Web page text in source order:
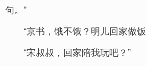
句。”
“京书，饿不饿？明儿回家做
“宋叔叔，回家陪我玩吧？”